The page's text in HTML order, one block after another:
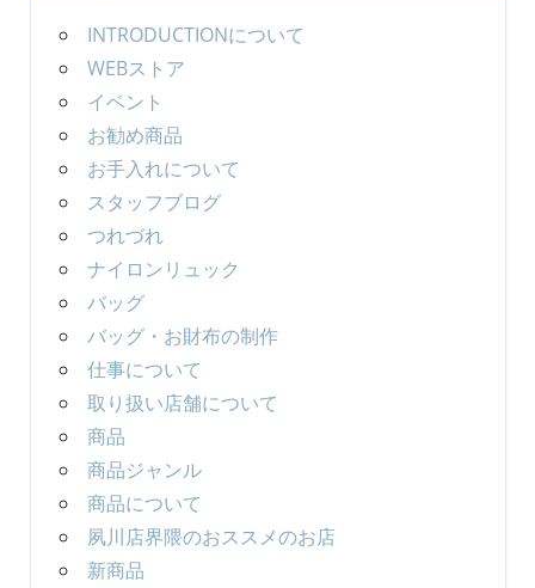
INTRODUCTIONについて
WEBストア
イベント
お勧め商品
お手入れについて
スタッフブログ
つれづれ
ナイロンリュック
バッグ
バッグ・お財布の制作
仕事について
取り扱い店舗について
商品
商品ジャンル
商品について
夙川店界隈のおススメのお店
新商品